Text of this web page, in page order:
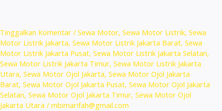
Antar
Jemput!
Tinggalkan Komentar / Sewa Motor, Sewa Motor Listrik, Sewa
Motor Listrik Jakarta, Sewa Motor Listrik Jakarta Barat, Sewa
Motor Listrik Jakarta Pusat, Sewa Motor Listrik Jakarta Selatan,
Sewa Motor Listrik Jakarta Timur, Sewa Motor Listrik Jakarta
Utara, Sewa Motor Ojol Jakarta, Sewa Motor Ojol Jakarta
Barat, Sewa Motor Ojol Jakarta Pusat, Sewa Motor Ojol Jakarta
Selatan, Sewa Motor Ojol Jakarta Timur, Sewa Motor Ojol
Jakarta Utara / mbimarifah@gmail.com